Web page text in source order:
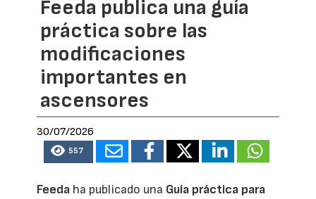
Feeda publica una guía
práctica sobre las
modificaciones
importantes en
ascensores
30/07/2026
557
Feeda ha publicado una Guía práctica para